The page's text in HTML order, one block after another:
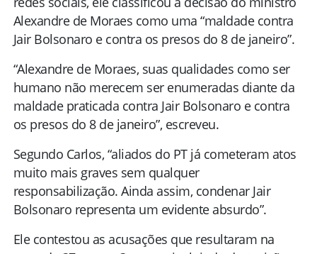
Alexandre de Moraes como uma “maldade contra
Jair Bolsonaro e contra os presos do 8 de janeiro”.
“Alexandre de Moraes, suas qualidades como ser
humano não merecem ser enumeradas diante da
maldade praticada contra Jair Bolsonaro e contra
os presos do 8 de janeiro”, escreveu.
Segundo Carlos, “aliados do PT já cometeram atos
muito mais graves sem qualquer
responsabilização. Ainda assim, condenar Jair
Bolsonaro representa um evidente absurdo”.
Ele contestou as acusações que resultaram na